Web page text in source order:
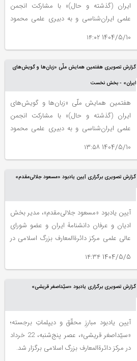
ایران (گذشته و حال)» با مشارکت انجمن
علمی ایران‌شناسی و به دبیری علمی محمود
1404/5/10 ۱۴:۰۲
گزارش تصویری هفتمین همایش ملّی «زبان‌ها و گویش‌های
ایران» - بخش نخست
هفتمین همایش ملّی «زبان‌ها و گویش‌های
ایران (گذشته و حال)» با مشارکت انجمن
علمی ایران‌شناسی و به دبیری علمی محمود
1404/5/10 ۱۳:۵۸
گزارش تصویری برگزاری آیین یادبود «مسعود جلالی‌مقدم»
آیین یادبود «مسعود جلالی‌مقدم»، مدیر بخش
ادیان و عرفان دانشنامۀ ایران و عضو شورای
عالی علمی مرکز دائرةالمعارف بزرگ اسلامی در
1404/5/5 ۱۴:۳۴
گزارش تصویری برگزاری یادبود «سیّداصغر قریشی»
آیین یادبود مبارزِ محقّق و دیپلماتِ برجسته؛
«سیّداصغر قریشی»، عصر پنج‌شنبه، 22 خرداد
در مرکز دائرةالمعارف بزرگ اسلامی برگزار شد.